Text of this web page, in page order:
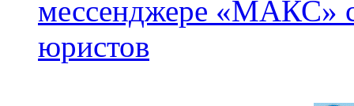
мессенджере «МАКС» с
юристов